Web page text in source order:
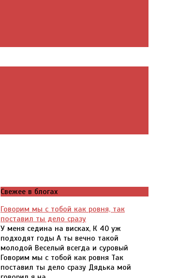
Свежее в блогах
Говорим мы с тобой как ровня, так
поставил ты дело сразу
У меня седина на висках, К 40 уж
подходят годы А ты вечно такой
молодой Веселый всегда и суровый
Говорим мы с тобой как ровня Так
поставил ты дело сразу Дядька мой